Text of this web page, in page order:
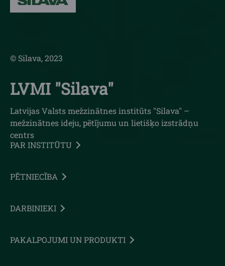
© Silava, 2023
LVMI "Silava"
Latvijas Valsts mežzinātnes institūts "Silava" –
mežzinātnes ideju, pētījumu un lietišķo izstrādņu
centrs
PAR INSTITŪTU
PĒTNIECĪBA
DARBINIEKI
PAKALPOJUMI UN PRODUKTI